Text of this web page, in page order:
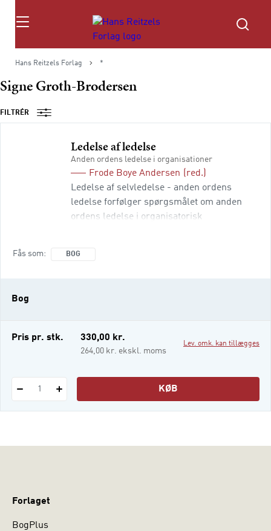
Søg
Hans Reitzels Forlag *
Signe Groth-Brodersen
FILTRÉR
Ledelse af ledelse
Anden ordens ledelse i organisationer
Frode Boye Andersen
(red.)
Ledelse af selvledelse - anden ordens
ledelse forfølger spørgsmålet om anden
ordens ledelse i organisatorisk
Fås som BOG
Bog
Pris pr. stk. 330,00 kr.
264,00 kr. ekskl. moms
Lev. omk. kan tillægges
1 KØB
Forlaget
BogPlus